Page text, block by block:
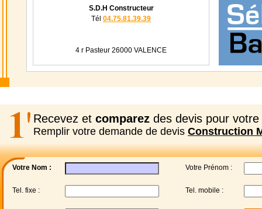
S.D.H Constructeur
Tél 04.75.81.39.39
4 r Pasteur 26000 VALENCE
Recevez et comparez des devis pour votre
Remplir votre demande de devis Construction
Votre Nom : Votre Prénom :
Tel. fixe : Tel. mobile :